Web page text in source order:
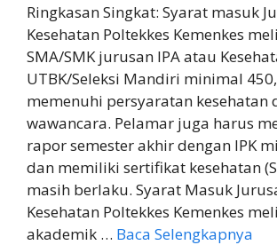
Ringkasan Singkat: Syarat masuk
Kesehatan Poltekkes Kemenkes
SMA/SMK jurusan IPA atau
UTBK/Seleksi Mandiri minimal
memenuhi persyaratan kesehatan
wawancara. Pelamar juga harus
rapor semester akhir dengan IPK
dan memiliki sertifikat kesehatan
masih berlaku. Syarat Masuk
Kesehatan Poltekkes Kemenkes
akademik … Baca Selengkapnya